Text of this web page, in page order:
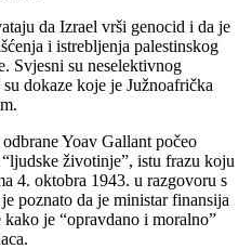
da Izrael vrši genocid i da je
i istrebljenja palestinskog
Svjesni su neselektivnog
dokaze koje je Južnoafrička
Yoav Gallant počeo
životinje”, istu frazu koju
4. oktobra 1943. u razgovoru s
poznato da je ministar finansija
je “opravdano i moralno”